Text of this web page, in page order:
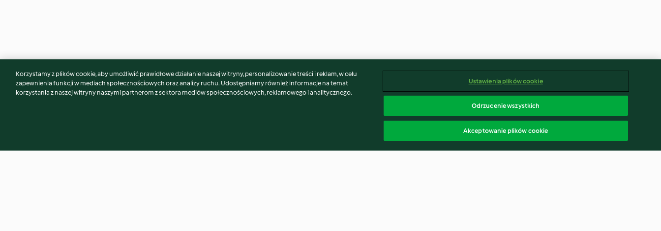
Może spodoba Ci się również...
Korzystamy z plików cookie, aby umożliwić prawidłowe działanie naszej witryny, personalizowanie treści i reklam, w celu
zapewnienia funkcji w mediach społecznościowych oraz analizy ruchu. Udostępniamy również informacje na temat
korzystania z naszej witryny naszymi partnerom z sektora mediów społecznościowych, reklamowego i analitycznego.
Ustawienia plików cookie
Odrzucenie wszystkich
Akceptowanie plików cookie